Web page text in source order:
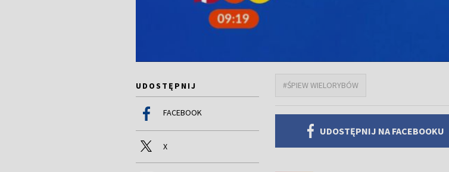
UDOSTĘPNIJ
FACEBOOK
X
#ŚPIEW WIELORYBÓW
UDOSTĘPNIJ NA FACEBOOKU